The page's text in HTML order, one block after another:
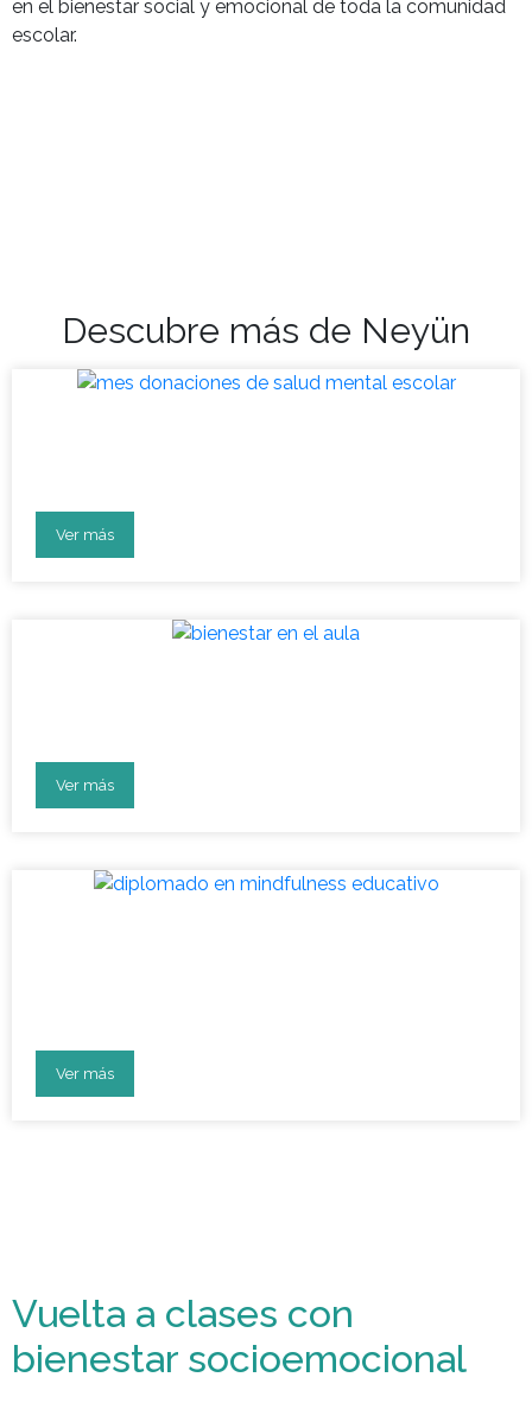
en el bienestar social y emocional de toda la comunidad
escolar.
Descubre más de Neyün
Ver más
Ver más
Ver más
Vuelta a clases con
bienestar socioemocional